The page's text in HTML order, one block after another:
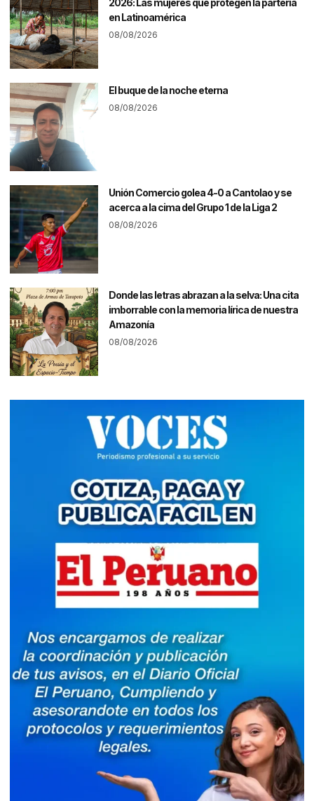
2026: Las mujeres que protegen la partería
en Latinoamérica
08/08/2026
El buque de la noche eterna
08/08/2026
Unión Comercio golea 4-0 a Cantolao y se
acerca a la cima del Grupo 1 de la Liga 2
08/08/2026
Donde las letras abrazan a la selva: Una cita
imborrable con la memoria lírica de nuestra
Amazonía
08/08/2026